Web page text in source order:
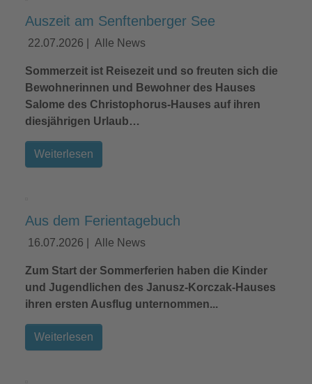
Auszeit am Senftenberger See
22.07.2026 Alle News
Sommerzeit ist Reisezeit und so freuten sich die
Bewohnerinnen und Bewohner des Hauses
Salome des Christophorus-Hauses auf ihren
diesjährigen Urlaub…
Weiterlesen
Aus dem Ferientagebuch
16.07.2026 Alle News
Zum Start der Sommerferien haben die Kinder
und Jugendlichen des Janusz-Korczak-Hauses
ihren ersten Ausflug unternommen...
Weiterlesen